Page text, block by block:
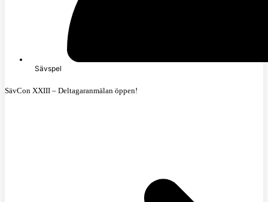
Sävspel
SävCon XXIII – Deltagaranmälan öppen!